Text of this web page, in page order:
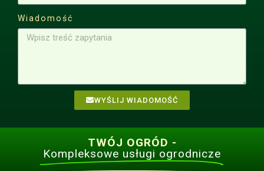
Wiadomość
WYŚLIJ WIADOMOŚĆ
TWÓJ OGRÓD -
Kompleksowe usługi ogrodnicze